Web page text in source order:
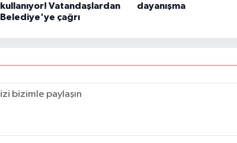
kullanıyor! Vatandaşlardan
Belediye'ye çağrı
dayanışma